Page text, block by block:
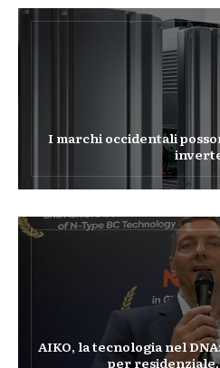
I marchi occidentali
AIKO, la tecnologia nel
per